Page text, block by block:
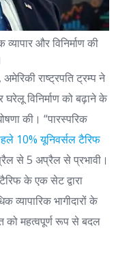
और विनिर्माण की
राष्ट्रपति ट्रम्प ने
विनिर्माण को बढ़ाने के
की। “पारस्परिक
10% यूनिवर्सल टैरिफ
से 5 अप्रैल से प्रभावी।
के एक सेट द्वारा
व्यापारिक भागीदारों के
को महत्वपूर्ण रूप से बदल